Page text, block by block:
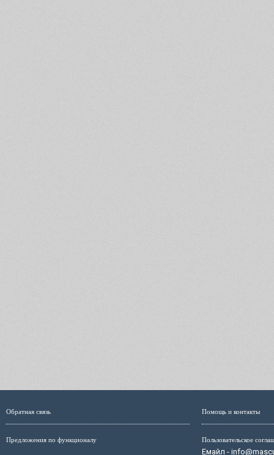
Обратная связь
Предложения по функционалу
Помощь и контакты
Пользовательское
Емайл -